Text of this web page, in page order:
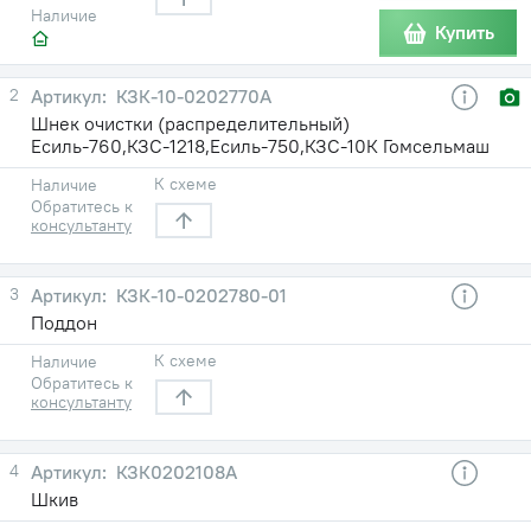
Наличие
Купить
2
КЗК-10-0202770А
Шнек очистки (распределительный)
Есиль-760,КЗС-1218,Есиль-750,КЗС-10К Гомсельмаш
Наличие
Обратитесь к
консультанту
К схеме
3
КЗК-10-0202780-01
Поддон
Наличие
Обратитесь к
консультанту
К схеме
4
КЗК0202108А
Шкив